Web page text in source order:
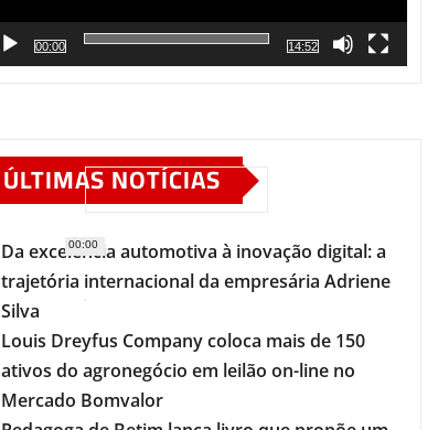
00:00
00:00
14:52
ÚLTIMAS NOTÍCIAS
Da excelência automotiva à inovação digital: a
trajetória internacional da empresária Adriene
Silva
Louis Dreyfus Company coloca mais de 150
ativos do agronegócio em leilão on-line no
Mercado Bomvalor